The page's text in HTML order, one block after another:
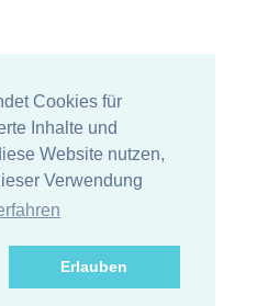
Cookies für
Inhalte und
Website nutzen,
Verwendung
Erlauben